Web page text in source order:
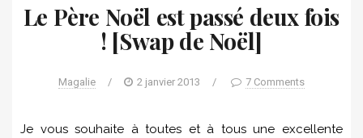
Le Père Noël est passé deux fois
! [Swap de Noël]
Magalie / 2 janvier 2013 / 7 Comments
Je vous souhaite à toutes et à tous une excellente